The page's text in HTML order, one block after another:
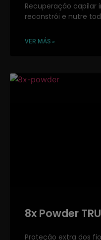
Recuperação capilar
reconstrói e nutre
VER MÁS »
8x Powder
Proteção extra dos